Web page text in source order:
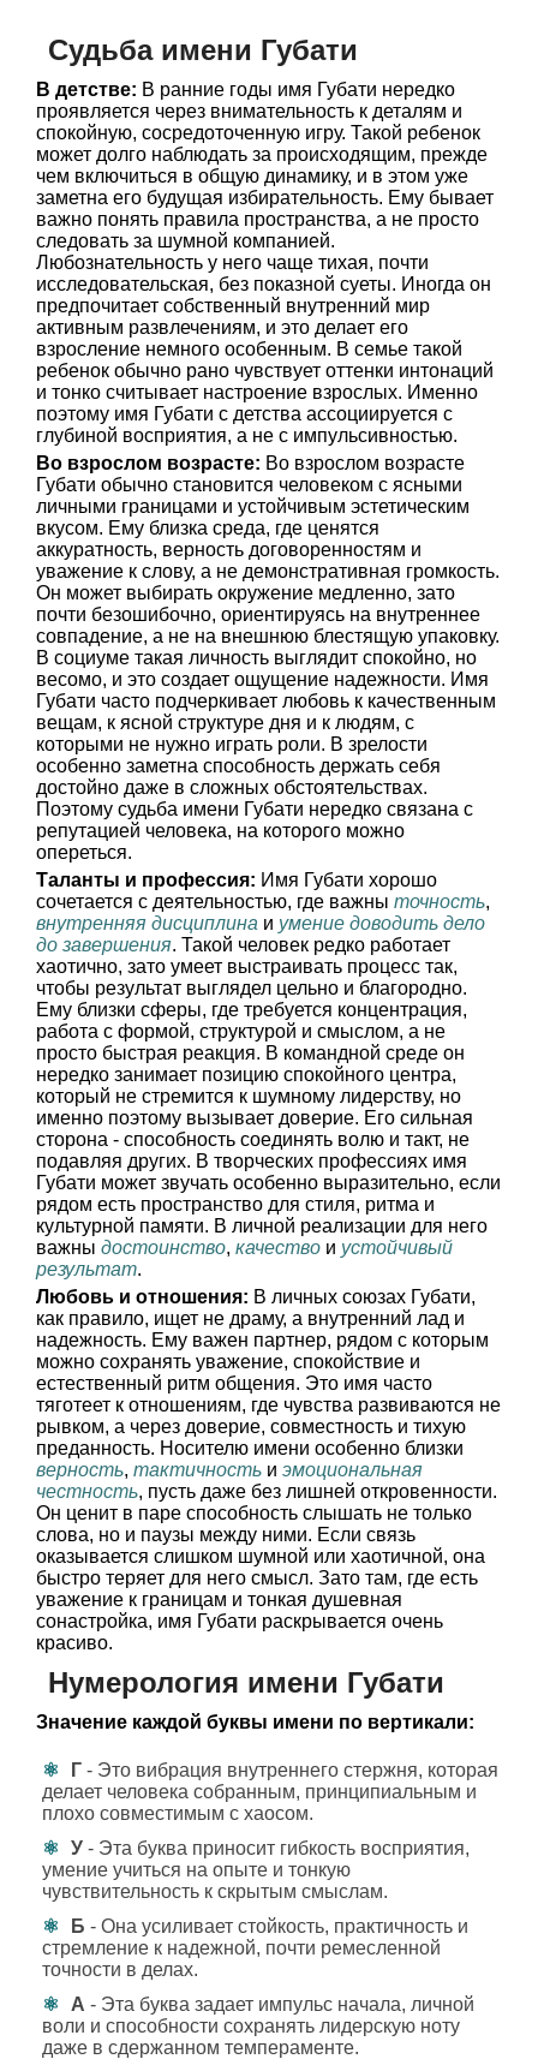
Судьба имени Губати
В детстве: В ранние годы имя Губати нередко
проявляется через внимательность к деталям и
спокойную, сосредоточенную игру. Такой ребенок
может долго наблюдать за происходящим, прежде
чем включиться в общую динамику, и в этом уже
заметна его будущая избирательность. Ему бывает
важно понять правила пространства, а не просто
следовать за шумной компанией.
Любознательность у него чаще тихая, почти
исследовательская, без показной суеты. Иногда он
предпочитает собственный внутренний мир
активным развлечениям, и это делает его
взросление немного особенным. В семье такой
ребенок обычно рано чувствует оттенки интонаций
и тонко считывает настроение взрослых. Именно
поэтому имя Губати с детства ассоциируется с
глубиной восприятия, а не с импульсивностью.
Во взрослом возрасте: Во взрослом возрасте
Губати обычно становится человеком с ясными
личными границами и устойчивым эстетическим
вкусом. Ему близка среда, где ценятся
аккуратность, верность договоренностям и
уважение к слову, а не демонстративная громкость.
Он может выбирать окружение медленно, зато
почти безошибочно, ориентируясь на внутреннее
совпадение, а не на внешнюю блестящую упаковку.
В социуме такая личность выглядит спокойно, но
весомо, и это создает ощущение надежности. Имя
Губати часто подчеркивает любовь к качественным
вещам, к ясной структуре дня и к людям, с
которыми не нужно играть роли. В зрелости
особенно заметна способность держать себя
достойно даже в сложных обстоятельствах.
Поэтому судьба имени Губати нередко связана с
репутацией человека, на которого можно
опереться.
Таланты и профессия: Имя Губати хорошо
сочетается с деятельностью, где важны точность,
внутренняя дисциплина и умение доводить дело
до завершения. Такой человек редко работает
хаотично, зато умеет выстраивать процесс так,
чтобы результат выглядел цельно и благородно.
Ему близки сферы, где требуется концентрация,
работа с формой, структурой и смыслом, а не
просто быстрая реакция. В командной среде он
нередко занимает позицию спокойного центра,
который не стремится к шумному лидерству, но
именно поэтому вызывает доверие. Его сильная
сторона - способность соединять волю и такт, не
подавляя других. В творческих профессиях имя
Губати может звучать особенно выразительно, если
рядом есть пространство для стиля, ритма и
культурной памяти. В личной реализации для него
важны достоинство, качество и устойчивый
результат.
Любовь и отношения: В личных союзах Губати,
как правило, ищет не драму, а внутренний лад и
надежность. Ему важен партнер, рядом с которым
можно сохранять уважение, спокойствие и
естественный ритм общения. Это имя часто
тяготеет к отношениям, где чувства развиваются не
рывком, а через доверие, совместность и тихую
преданность. Носителю имени особенно близки
верность, тактичность и эмоциональная
честность, пусть даже без лишней откровенности.
Он ценит в паре способность слышать не только
слова, но и паузы между ними. Если связь
оказывается слишком шумной или хаотичной, она
быстро теряет для него смысл. Зато там, где есть
уважение к границам и тонкая душевная
сонастройка, имя Губати раскрывается очень
красиво.
Нумерология имени Губати
Значение каждой буквы имени по вертикали:
Г - Это вибрация внутреннего стержня, которая
делает человека собранным, принципиальным и
плохо совместимым с хаосом.
У - Эта буква приносит гибкость восприятия,
умение учиться на опыте и тонкую
чувствительность к скрытым смыслам.
Б - Она усиливает стойкость, практичность и
стремление к надежной, почти ремесленной
точности в делах.
А - Эта буква задает импульс начала, личной
воли и способности сохранять лидерскую ноту
даже в сдержанном темпераменте.